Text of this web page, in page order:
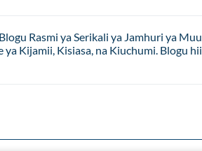
Rasmi ya Serikali ya Jamhuri ya
ya Kijamii, Kisiasa, na Kiuchumi. Blogu